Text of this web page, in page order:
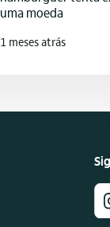
uma moeda
1 meses atrás